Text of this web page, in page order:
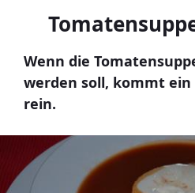
Wenn die
werden soll, kommt ein
rein.